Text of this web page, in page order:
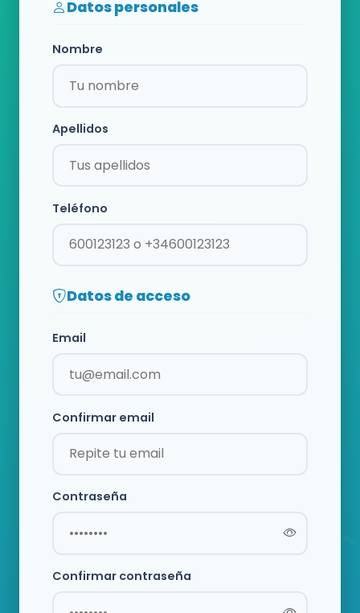
Datos personales
Nombre
Apellidos
Teléfono
Datos de acceso
Email
Confirmar email
Contraseña
Confirmar contraseña